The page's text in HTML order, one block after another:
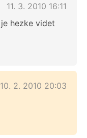
11. 3. 2010 16:11
hezke videt
10. 2. 2010 20:03